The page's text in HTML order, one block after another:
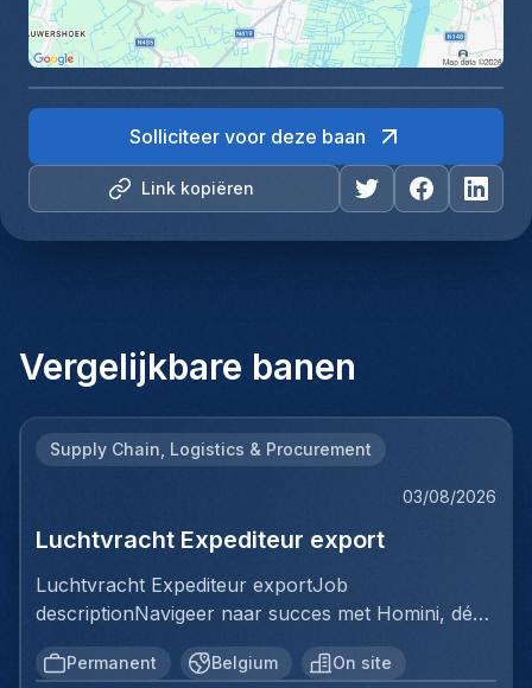
Link kopiëren
Solliciteer voor deze baan
Vergelijkbare banen
Supply Chain, Logistics & Procurement
03/08/2026
Luchtvracht Expediteur export
Luchtvracht Expediteur exportJob
descriptionNavigeer naar succes met Homini, dé
brug tussen talent en uitmuntende opportuniteiten
binnen de arbeidsmarkt. Als voorloper in
Permanent Belgium On site